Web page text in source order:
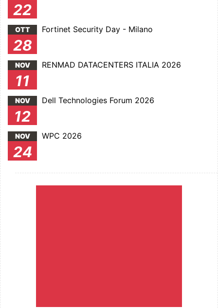
22
OTT
28
Fortinet Security Day - Milano
NOV
11
RENMAD DATACENTERS ITALIA 2026
NOV
12
Dell Technologies Forum 2026
NOV
24
WPC 2026